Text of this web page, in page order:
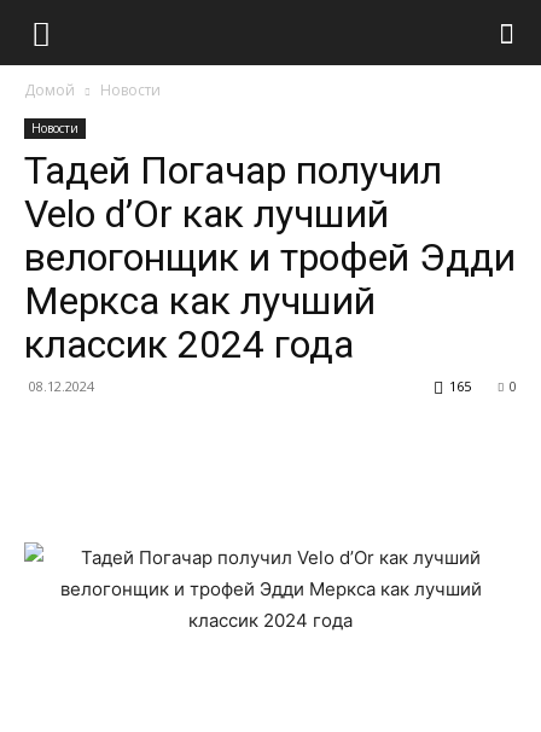
Домой Новости
Новости
Тадей Погачар получил
Velo d’Or как лучший
велогонщик и трофей Эдди
Меркса как лучший
классик 2024 года
08.12.2024 0
165